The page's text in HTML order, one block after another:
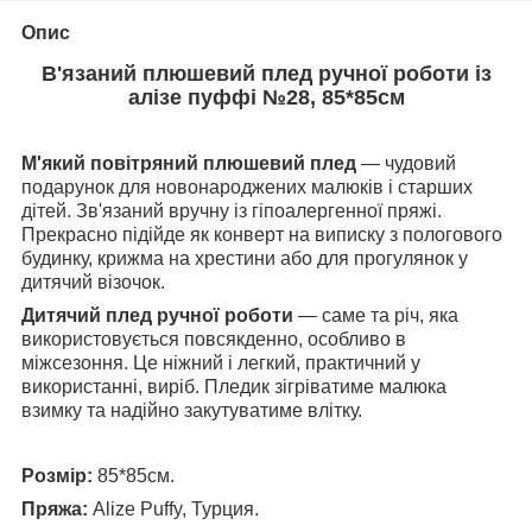
Опис
В'язаний плюшевий плед ручної роботи із
алізе пуффі №28, 85*85см
М'який повітряний плюшевий плед — чудовий
подарунок для новонароджених малюків і старших
дітей. Зв'язаний вручну із гіпоалергенної пряжі.
Прекрасно підійде як конверт на виписку з пологового
будинку, крижма на хрестини або для прогулянок у
дитячий візочок.
Дитячий плед ручної роботи — саме та річ, яка
використовується повсякденно, особливо в
міжсезоння. Це ніжний і легкий, практичний у
використанні, виріб. Пледик зігріватиме малюка
взимку та надійно закутуватиме влітку.
Розмір: 85*85см.
Пряжа: Alize Puffy, Турция.